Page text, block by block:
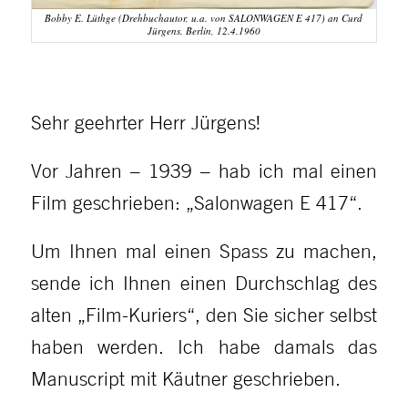
Bobby E. Lüthge (Drehbuchautor, u.a. von SALONWAGEN E 417) an Curd
Jürgens. Berlin, 12.4.1960
Sehr geehrter Herr Jürgens!
Vor Jahren – 1939 – hab ich mal einen
Film geschrieben: „Salonwagen E 417“.
Um Ihnen mal einen Spass zu machen,
sende ich Ihnen einen Durchschlag des
alten „Film-Kuriers“, den Sie sicher selbst
haben werden. Ich habe damals das
Manuscript mit Käutner geschrieben.